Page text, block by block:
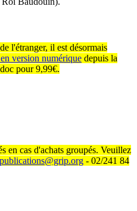
l'étranger, il est désormais
version numérique depuis la
pour 9,99€.
en cas d'achats groupés. Veuillez
publications@grip.org - 02/241 84